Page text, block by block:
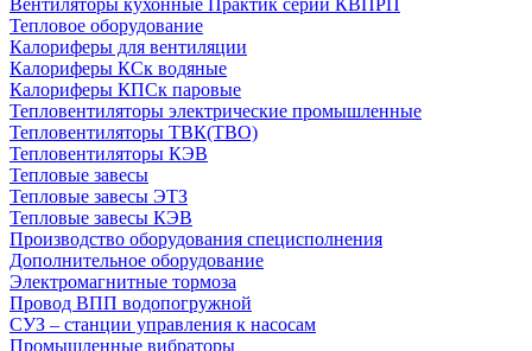
Вентиляторы кухонные Практик серии КВПРП
Тепловое оборудование
Калориферы для вентиляции
Калориферы КСк водяные
Калориферы КПСк паровые
Тепловентиляторы электрические промышленные
Тепловентиляторы ТВК(ТВО)
Тепловентиляторы КЭВ
Тепловые завесы
Тепловые завесы ЭТЗ
Тепловые завесы КЭВ
Производство оборудования специсполнения
Дополнительное оборудование
Электромагнитные тормоза
Провод ВПП водопогружной
СУЗ – станции управления к насосам
Промышленные вибраторы